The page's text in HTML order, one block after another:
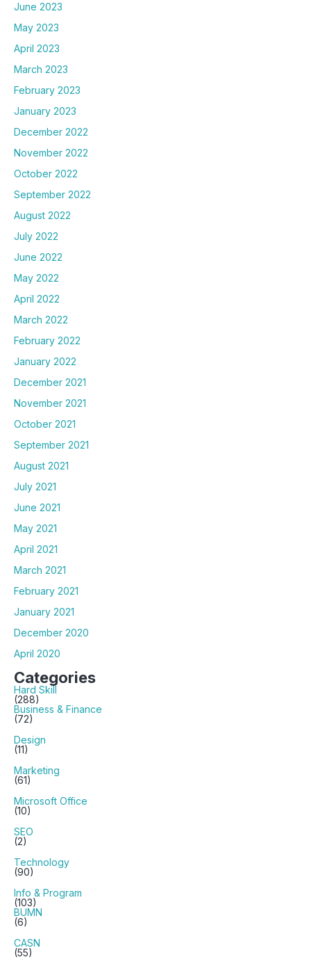
June 2023
May 2023
April 2023
March 2023
February 2023
January 2023
December 2022
November 2022
October 2022
September 2022
August 2022
July 2022
June 2022
May 2022
April 2022
March 2022
February 2022
January 2022
December 2021
November 2021
October 2021
September 2021
August 2021
July 2021
June 2021
May 2021
April 2021
March 2021
February 2021
January 2021
December 2020
April 2020
Categories
Hard Skill
(288)
Business & Finance
(72)
Design
(11)
Marketing
(61)
Microsoft Office
(10)
SEO
(2)
Technology
(90)
Info & Program
(103)
BUMN
(6)
CASN
(55)